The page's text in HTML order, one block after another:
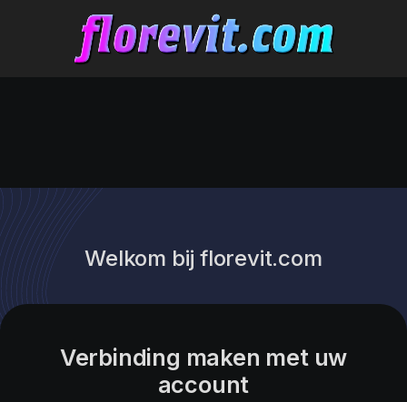
Welkom bij florevit.com
Verbinding maken met uw
account